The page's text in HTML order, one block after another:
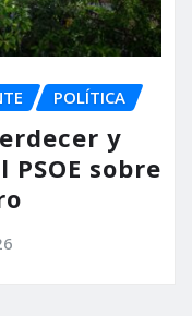
POLÍTICA
y
sobre